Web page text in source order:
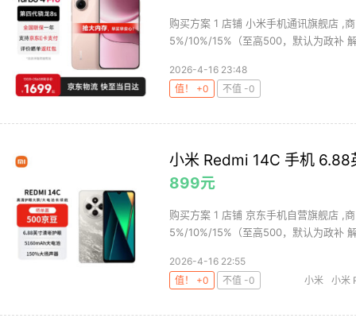
购买方案 1 店铺 小米手机通讯旗舰店 ,
5%/10%/15%（至高500，默认为政补
2026-4-16 23:48
值！ +0
不值 -0
小米 Redmi 14C 手机
899元
购买方案 1 店铺 京东手机自营旗舰店 ,
5%/10%/15%（至高500，默认为政补
2026-4-16 22:55
值！ +0
不值 -0 小米 小米